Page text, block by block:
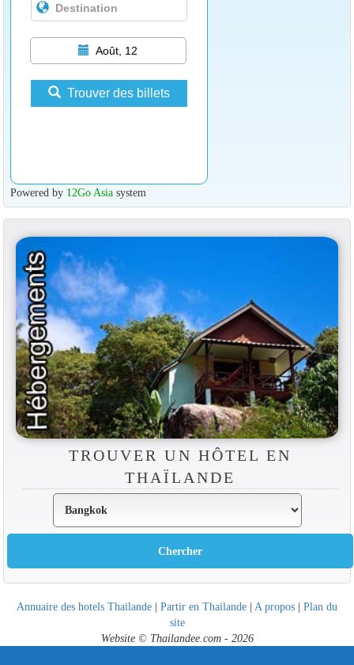
Août, 12
Trouver des billets
Powered by 12Go Asiasystem
TROUVER UN HÔTEL EN
THAÏLANDE
Annuaire des hotels Thailande | Partir en Thailande | A propos | Plan du
site
Website © Thailandee.com - 2026